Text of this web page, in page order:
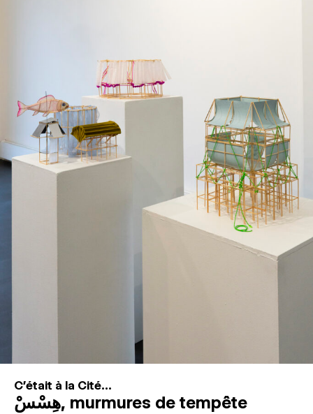
C'était à la Cité...
هِسْسْ, murmures de tempête